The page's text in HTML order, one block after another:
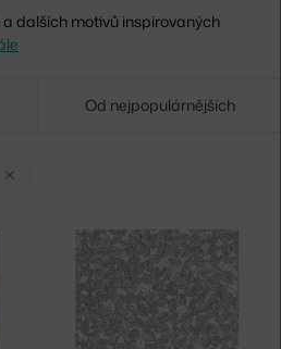
dalších motivů inspirovaných
Od nejpopulárnějších